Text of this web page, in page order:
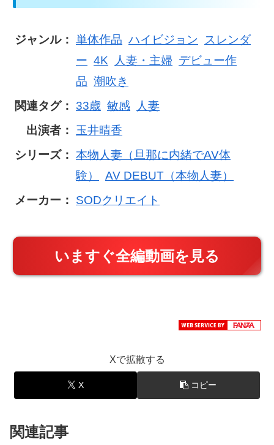
ジャンル： 単体作品 ハイビジョン
スレンダ
ー 4K 人妻・主婦 デビュー作
品 潮吹き
関連タグ： 33歳 敏感
人妻
出演者：
玉井晴香
シリーズ： 本物人妻（旦那に内緒でAV体
験）
AV DEBUT（本物人妻）
メーカー：
SODクリエイト
いますぐ全編動画を見る
Xで拡散する
X コピー
関連記事